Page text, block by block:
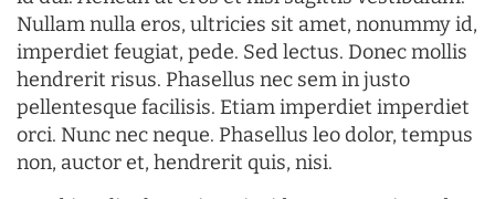
Nullam nulla eros, ultricies sit amet, nonummy id,
imperdiet feugiat, pede. Sed lectus. Donec mollis
hendrerit risus. Phasellus nec sem in justo
pellentesque facilisis. Etiam imperdiet imperdiet
orci. Nunc nec neque. Phasellus leo dolor, tempus
non, auctor et, hendrerit quis, nisi.